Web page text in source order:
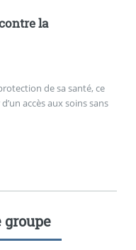
la
de sa santé, ce
accès aux soins sans
groupe